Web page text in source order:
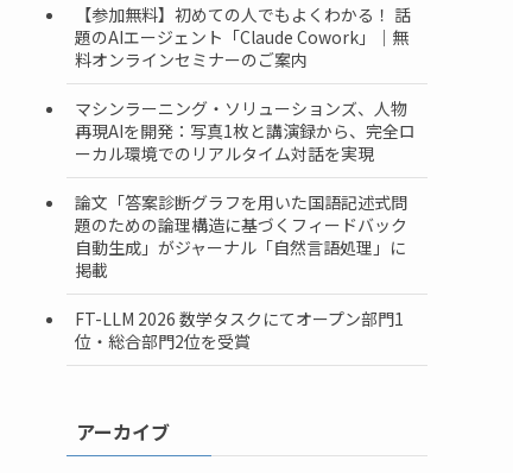
【参加無料】初めての人でもよくわかる！ 話
題のAIエージェント「Claude Cowork」｜無
料オンラインセミナーのご案内
マシンラーニング・ソリューションズ、人物
再現AIを開発：写真1枚と講演録から、完全ロ
ーカル環境でのリアルタイム対話を実現
論文「答案診断グラフを用いた国語記述式問
題のための論理構造に基づくフィードバック
自動生成」がジャーナル「自然言語処理」に
掲載
FT-LLM 2026 数学タスクにてオープン部門1
位・総合部門2位を受賞
アーカイブ